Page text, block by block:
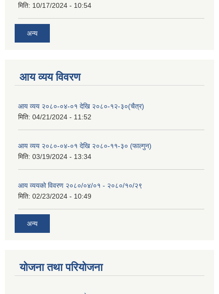
मिति: 10/17/2024 - 10:54
अन्य
आय व्यय विवरण
आय व्यय २०८०-०४-०१ देखि २०८०-१२-३०(चैत्र)
मिति: 04/21/2024 - 11:52
आय व्यय २०८०-०४-०१ देखि २०८०-११-३० (फाल्गुन)
मिति: 03/19/2024 - 13:34
आय व्ययको विवरण २०८०/०४/०१ - २०८०/१०/२९
मिति: 02/23/2024 - 10:49
अन्य
योजना तथा परियोजना